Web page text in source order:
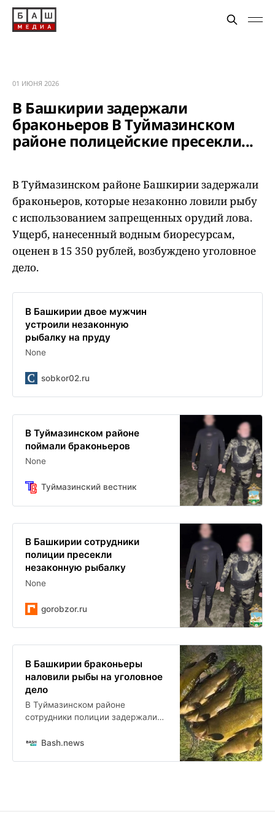
01 ИЮНЯ 2026
В Башкирии задержали
браконьеров В Туймазинском
районе полицейские пресекли...
В Туймазинском районе Башкирии задержали
браконьеров, которые незаконно ловили рыбу
с использованием запрещенных орудий лова.
Ущерб, нанесенный водным биоресурсам,
оценен в 15 350 рублей, возбуждено уголовное
дело.
В Башкирии двое мужчин
устроили незаконную
рыбалку на пруду
None
sobkor02.ru
В Туймазинском районе
поймали браконьеров
None
Туймазинский вестник
В Башкирии сотрудники
полиции пресекли
незаконную рыбалку
None
gorobzor.ru
В Башкирии браконьеры
наловили рыбы на уголовное
дело
В Туймазинском районе
сотрудники полиции задержали
подозреваемых в незаконной
Bash.news